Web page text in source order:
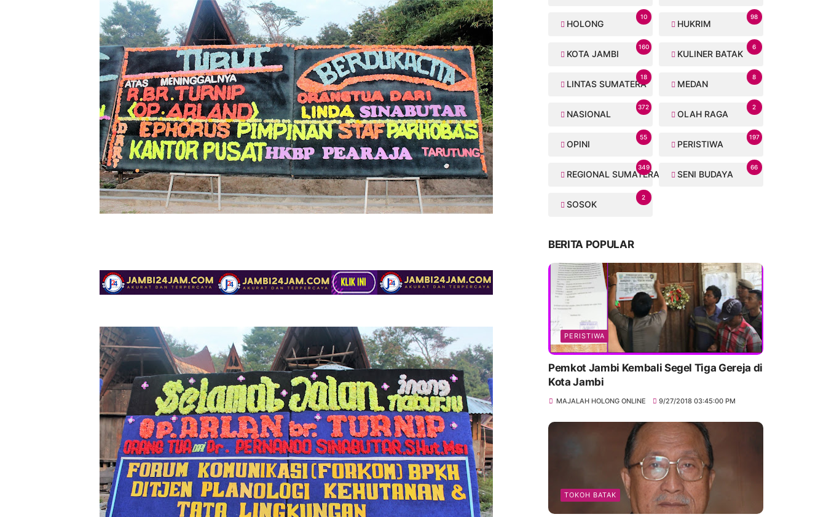
HOLONG
10
HUKRIM
98
KOTA JAMBI
160
KULINER BATAK
6
LINTAS SUMATERA
18
MEDAN
8
NASIONAL
372
OLAH RAGA
2
OPINI
55
PERISTIWA
197
REGIONAL SUMATERA
349
SENI BUDAYA
66
SOSOK
2
BERITA POPULAR
PERISTIWA
Pemkot Jambi Kembali Segel Tiga Gereja di
Kota Jambi
MAJALAH HOLONG ONLINE 9/27/2018 03:45:00 PM
TOKOH BATAK